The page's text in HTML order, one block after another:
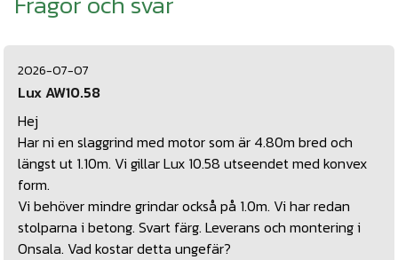
2026-07-07
Lux AW10.58
Hej
Har ni en slaggrind med motor som är 4.80m bred och
längst ut 1.10m. Vi gillar Lux 10.58 utseendet med konvex
form.
Vi behöver mindre grindar också på 1.0m. Vi har redan
stolparna i betong. Svart färg. Leverans och montering i
Onsala. Vad kostar detta ungefär?